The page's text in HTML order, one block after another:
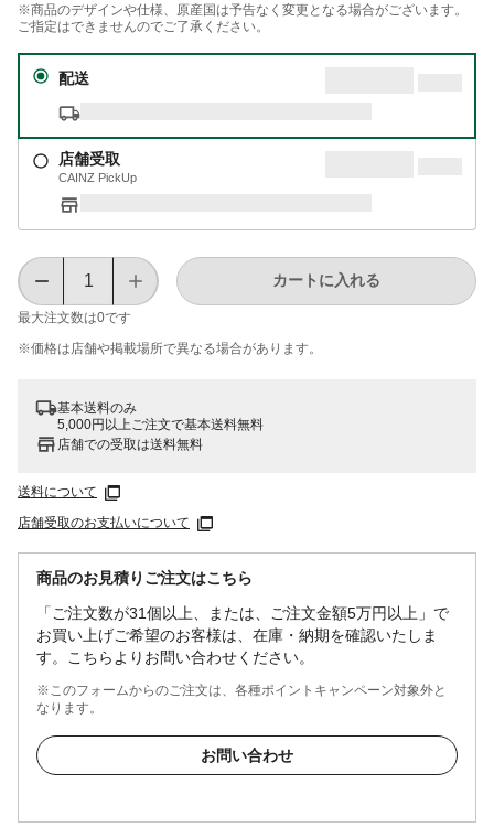
※商品のデザインや仕様、原産国は予告なく変更となる場合がございます。
ご指定はできませんのでご了承ください。
配送
店舗受取
CAINZ PickUp
最大注文数は0です
カートに入れる
※価格は​店舗や​掲載場所で​異なる​場合が​あります。
基本送料のみ
5,000円以上ご注文で基本送料無料
店舗での受取は送料無料
送料について
店舗受取のお支払いについて
商品のお見積りご注文はこちら
「ご注文数が31個以上、または、ご注文金額5万円以上」で
お買い上げご希望のお客様は、在庫・納期を確認いたしま
す。こちらよりお問い合わせください。
※このフォームからのご注文は、各種ポイントキャンペーン対象外と
なります。
お問い合わせ